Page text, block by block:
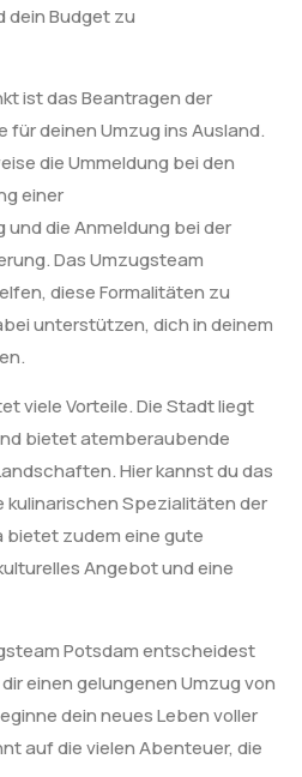
dein Budget zu
ist das Beantragen der
deinen Umzug ins Ausland.
die Ummeldung bei den
einer
die Anmeldung bei der
Das Umzugsteam
diese Formalitäten zu
unterstützen, dich in deinem
viele Vorteile. Die Stadt liegt
bietet atemberaubende
Hier kannst du das
kulinarischen Spezialitäten der
bietet zudem eine gute
Angebot und eine
Potsdam entscheidest
einen gelungenen Umzug von
dein neues Leben voller
auf die vielen Abenteuer, die